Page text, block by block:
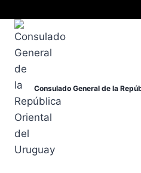
Consulado General de la